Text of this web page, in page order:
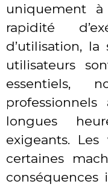
uniquement
rapidité
d’utilisation,
utilisateurs
essentiels,
longues
exigeants.
certaines
conséquences